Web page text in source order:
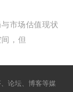
市场估值现状
，但
论坛、博客等媒